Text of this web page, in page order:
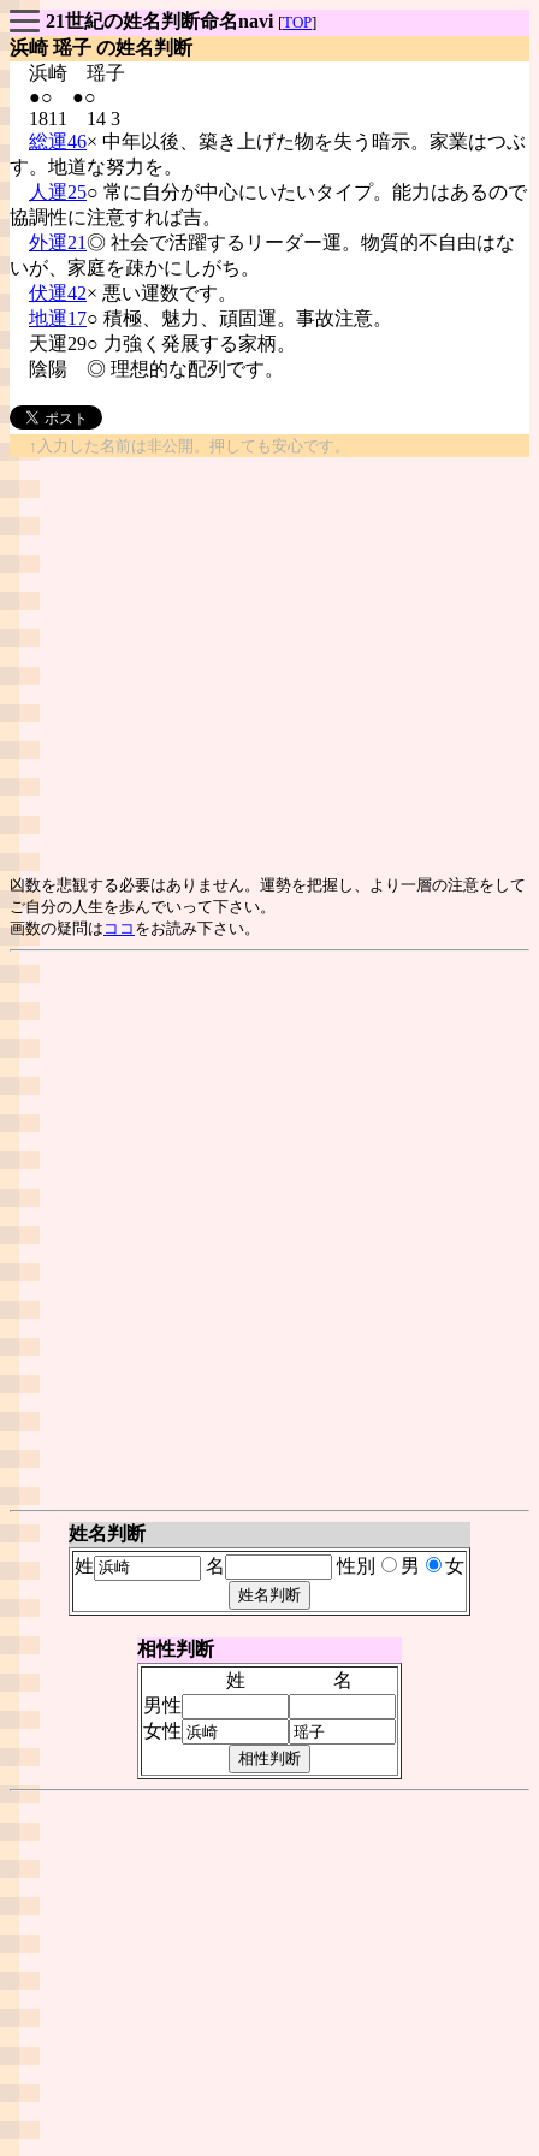
21世紀の姓名判断命名navi [TOP]
浜崎 瑶子 の姓名判断
浜崎 瑶子
●○ ●○
1811 14 3
総運46× 中年以後、築き上げた物を失う暗示。家業はつぶ
す。地道な努力を。
人運25○ 常に自分が中心にいたいタイプ。能力はあるので
協調性に注意すれば吉。
外運21◎ 社会で活躍するリーダー運。物質的不自由はな
いが、家庭を疎かにしがち。
伏運42× 悪い運数です。
地運17○ 積極、魅力、頑固運。事故注意。
天運29○ 力強く発展する家柄。
陰陽 ◎ 理想的な配列です。
↑入力した名前は非公開。押しても安心です。
凶数を悲観する必要はありません。運勢を把握し、より一層の注意をして
ご自分の人生を歩んでいって下さい。
画数の疑問は ココ をお読み下さい。
姓名判断
姓
名 性別 男 女
相性判断
姓
名
男性
女性